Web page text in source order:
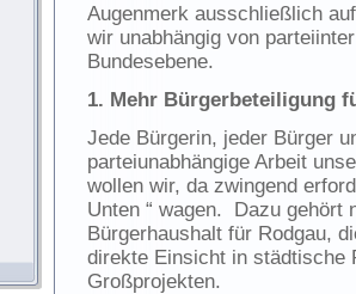
Augenmerk ausschließlich
wir unabhängig von
Bundesebene.
1. Mehr Bürgerbeteiligung
Jede Bürgerin, jeder Bürger
parteiunabhängige Arbeit
wollen wir, da zwingend
Unten “ wagen. Dazu gehört
Bürgerhaushalt für Rodgau,
direkte Einsicht in städtische
Großprojekten.